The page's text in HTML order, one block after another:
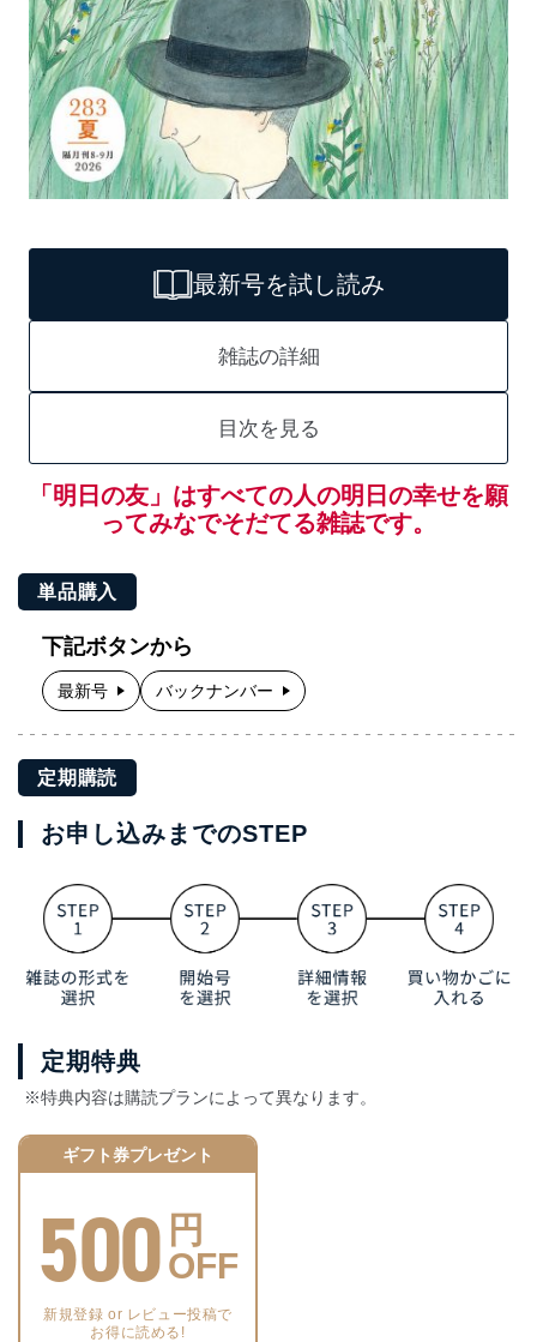
最新号を試し読み
雑誌の詳細
目次を見る
「明日の友」はすべての人の明日の幸せを願
ってみなでそだてる雑誌です。
単品購入
下記ボタンから
最新号 バックナンバー
定期購読
お申し込みまでのSTEP
定期特典
※特典内容は購読プランによって異なります。
ギフト券プレゼント
500 円
OFF
新規登録 or レビュー投稿で
お得に読める!